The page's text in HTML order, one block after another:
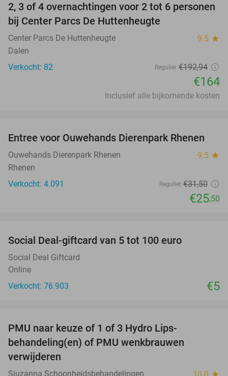
15%
2, 3 of 4 overnachtingen voor 2 tot 6 personen
bij Center Parcs De Huttenheugte
Center Parcs De Huttenheugte 9.5 star
Dalen
Verkocht: 82
Regulier €192,94
€164
Inclusief alle bijkomende kosten
19%
Entree voor Ouwehands Dierenpark Rhenen
Ouwehands Dierenpark Rhenen 9.5 star
Rhenen
Verkocht: 4.091
Regulier €31,50
€25,50
Social Deal-giftcard van 5 tot 100 euro
Social Deal Giftcard
Online
Verkocht: 76.903
€5
PMU naar keuze of 1 of 3 Hydro Lips-
behandeling(en) of PMU wenkbrauwen
verwijderen
Siuzanna Schoonheidsbehandelingen star